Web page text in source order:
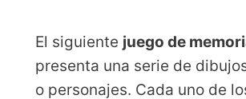
El siguiente juego de
presenta una serie de
o personajes. Cada uno de